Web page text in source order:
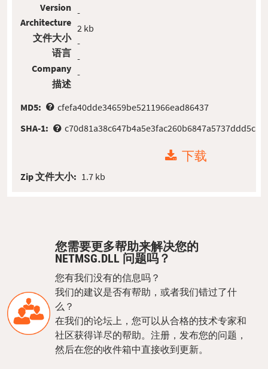
Version
Architecture
文件大小
语言
Company
描述
-
2 kb
-
-
-
MD5:
cfefa40dde34659be5211966ead86437
SHA-1:
c70d81a38c647b4a5e3fac260b6847a5737ddd5c
下载
Zip 文件大小: 1.7 kb
您需要更多帮助来解决您的
NETMSG.DLL 问题吗？
您有我们没有的信息吗？
我们的建议是否有帮助，或者我们错过了什
么？
在我们的论坛上，您可以从合格的技术专家和
社区获得详尽的帮助。注册，发布您的问题，
然后在您的收件箱中直接收到更新。